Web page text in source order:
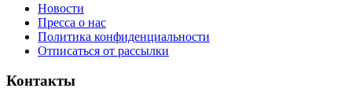
Новости
Пресса о нас
Политика конфиденциальности
Отписаться от рассылки
Контакты